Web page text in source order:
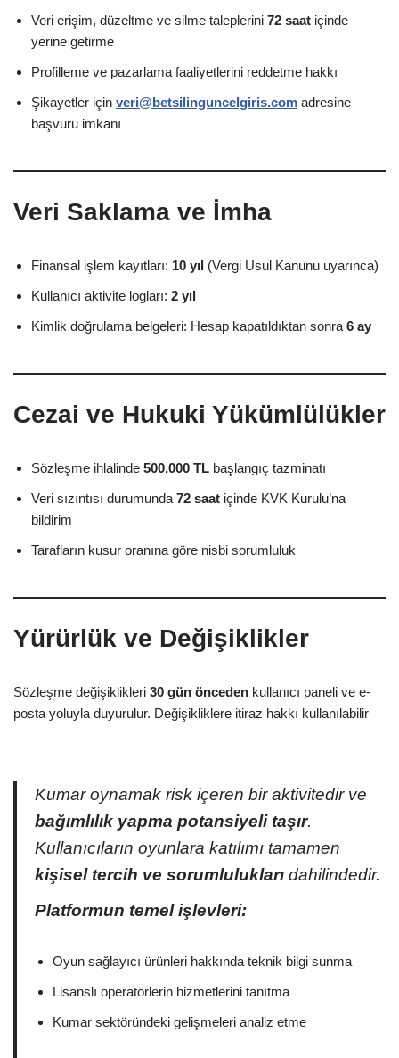
Veri erişim, düzeltme ve silme taleplerini 72 saat içinde
yerine getirme
Profilleme ve pazarlama faaliyetlerini reddetme hakkı
Şikayetler için veri@betsilinguncelgiris.com adresine
başvuru imkanı
Veri Saklama ve İmha
Finansal işlem kayıtları: 10 yıl (Vergi Usul Kanunu uyarınca)
Kullanıcı aktivite logları: 2 yıl
Kimlik doğrulama belgeleri: Hesap kapatıldıktan sonra 6 ay
Cezai ve Hukuki Yükümlülükler
Sözleşme ihlalinde 500.000 TL başlangıç tazminatı
Veri sızıntısı durumunda 72 saat içinde KVK Kurulu’na
bildirim
Tarafların kusur oranına göre nisbi sorumluluk
Yürürlük ve Değişiklikler
Sözleşme değişiklikleri 30 gün önceden kullanıcı paneli ve e-
posta yoluyla duyurulur. Değişikliklere itiraz hakkı kullanılabilir
Kumar oynamak risk içeren bir aktivitedir ve
bağımlılık yapma potansiyeli taşır.
Kullanıcıların oyunlara katılımı tamamen
kişisel tercih ve sorumlulukları dahilindedir.
Platformun temel işlevleri:
Oyun sağlayıcı ürünleri hakkında teknik bilgi sunma
Lisanslı operatörlerin hizmetlerini tanıtma
Kumar sektöründeki gelişmeleri analiz etme